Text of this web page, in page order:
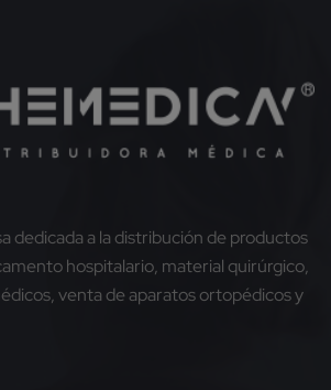
dedicada a la distribución de productos
hospitalario, material quirúrgico,
venta de aparatos ortopédicos y